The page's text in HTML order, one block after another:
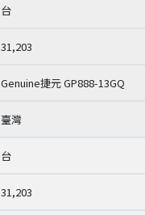
台
31,203
Genuine捷元 GP888-13GQ
臺灣
台
31,203